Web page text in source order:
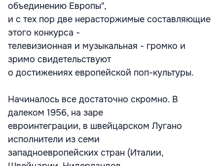
объединению Европы",
и с тех пор две нерасторжимые составляющие
этого конкурса -
телевизионная и музыкальная - громко и
зримо свидетельствуют
о достижениях европейской поп-культуры.
Начиналось все достаточно скромно. В
далеком 1956, на заре
евроинтеграции, в швейцарском Лугано
исполнители из семи
западноевропейских стран (Италии,